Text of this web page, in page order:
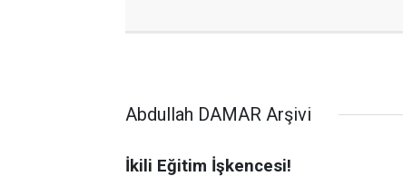
Abdullah DAMAR Arşivi
İkili Eğitim İşkencesi!